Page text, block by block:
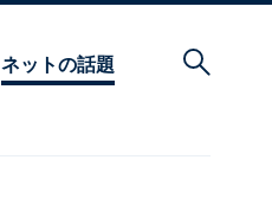
ネットの話題